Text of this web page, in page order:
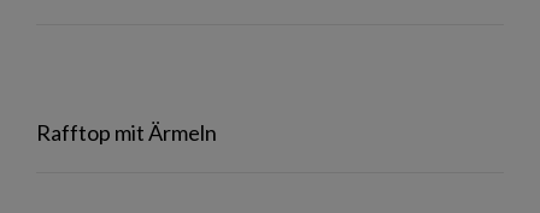
Rafftop mit Ärmeln